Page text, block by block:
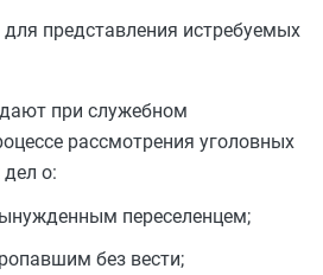
представления истребуемых
при служебном
рассмотрения уголовных
о:
переселенцем;
без вести;